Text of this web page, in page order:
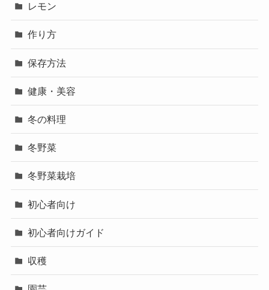
レモン
作り方
保存方法
健康・美容
冬の料理
冬野菜
冬野菜栽培
初心者向け
初心者向けガイド
収穫